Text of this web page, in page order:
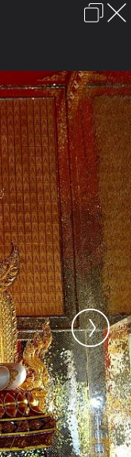
ข้าสู่ระบบหรือลงทะเบียน
พระบรมศาสดา
รูปภาพ
ช่วยเหลือ